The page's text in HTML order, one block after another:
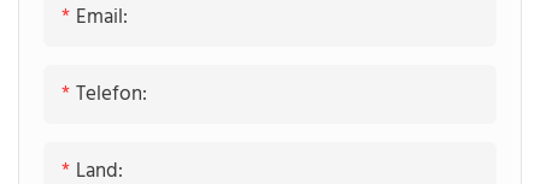
Email:
Telefon:
Land: